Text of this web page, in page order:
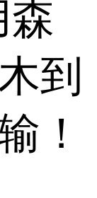
森
到
！